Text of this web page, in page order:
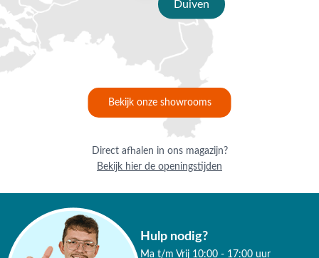
Duiven
Bekijk onze showrooms
Direct afhalen in ons magazijn?
Bekijk hier de openingstijden
Hulp nodig?
Ma t/m Vrij 10:00 - 17:00 uur